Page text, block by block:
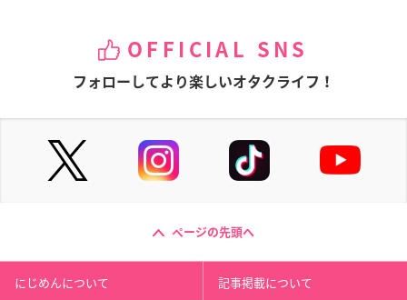
OFFICIAL SNS
フォローしてより楽しいオタクライフ！
ページの先頭へ
にじめんについて 記事掲載について